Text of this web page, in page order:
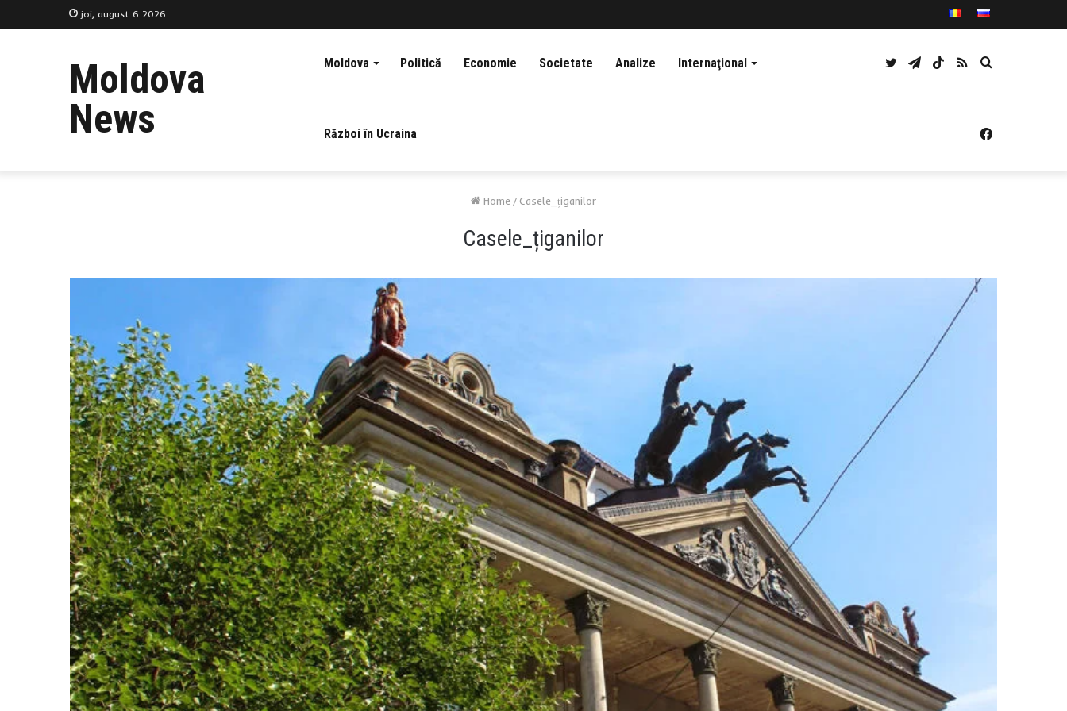
joi, august 6 2026
Moldova
News
Moldova Politică Economie Societate Analize Internaţional
Război în Ucraina
Caută
RSS
TikTok
Telegram
Twitter
Facebook
Home / Casele_țiganilor
Casele_țiganilor